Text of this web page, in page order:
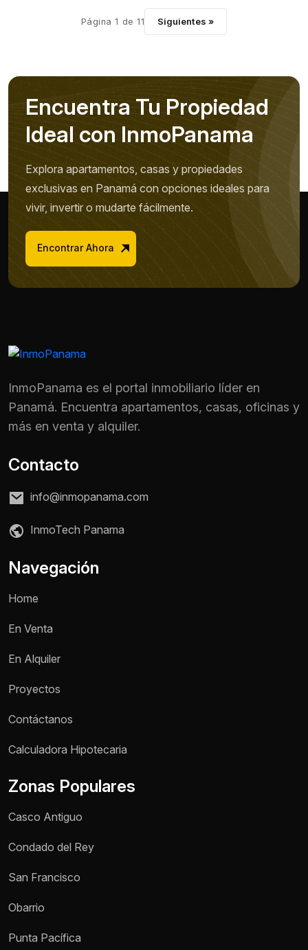
Teléfono / WhatsApp *
Página 1 de 11 Siguientes »
Encuentra Tu Propiedad
Ideal con InmoPanama
Explora apartamentos, casas y propiedades
exclusivas en Panamá con opciones ideales para
vivir, invertir o mudarte fácilmente.
Encontrar Ahora
InmoPanama es el portal inmobiliario líder en
Panamá. Encuentra apartamentos, casas, oficinas y
más en venta y alquiler.
Contacto
info@inmopanama.com
InmoTech Panama
Navegación
Home
En Venta
En Alquiler
Proyectos
Contáctanos
Calculadora Hipotecaria
Zonas Populares
Casco Antiguo
Condado del Rey
San Francisco
Obarrio
Punta Pacífica